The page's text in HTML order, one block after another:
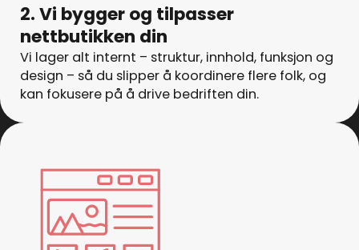
2. Vi bygger og tilpasser
nettbutikken din
Vi lager alt internt – struktur, innhold, funksjon og
design – så du slipper å koordinere flere folk, og
kan fokusere på å drive bedriften din.